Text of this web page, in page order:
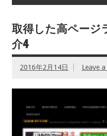
取得した高ページ
介4
2016年2月14日 Leave